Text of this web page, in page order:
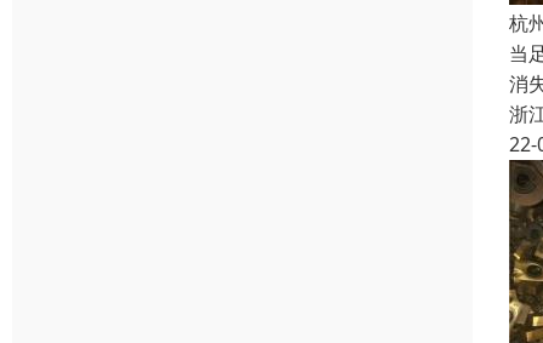
杭
当
消
浙
22-